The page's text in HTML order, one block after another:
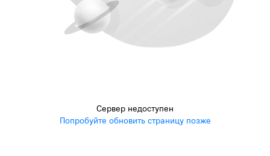
Сервер недоступен
Попробуйте обновить страницу позже